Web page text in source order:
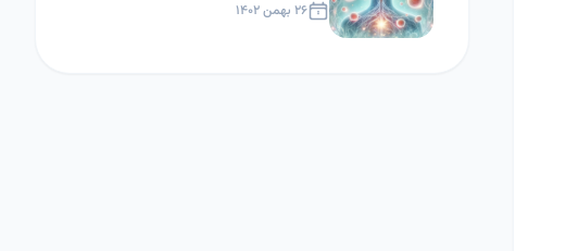
۲۶ بهمن ۱۴۰۲